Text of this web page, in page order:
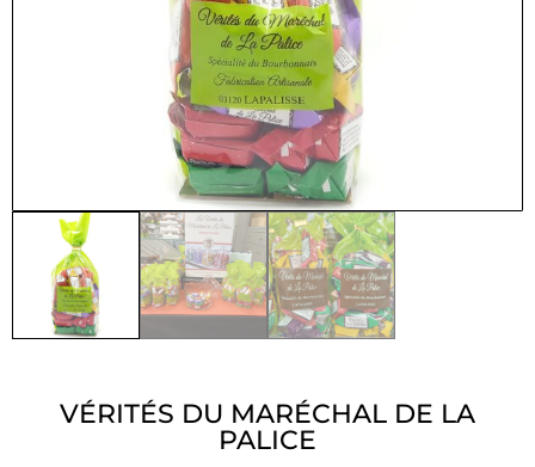
VÉRITÉS DU MARÉCHAL DE LA
PALICE